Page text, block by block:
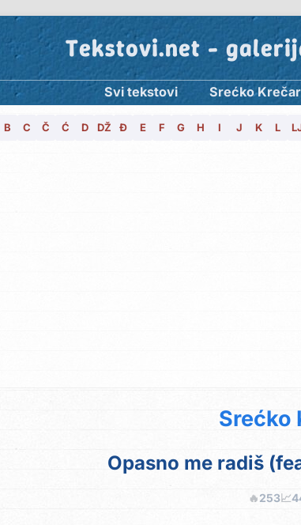
Tekstovi.net -
Svi tekstovi Srećko Krečar
B C Č Ć D DŽ Đ E F G H I J K L
Srećko
Opasno me radiš
🔥253📈